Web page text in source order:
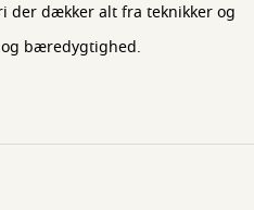
der dækker alt fra teknikker og
bæredygtighed.